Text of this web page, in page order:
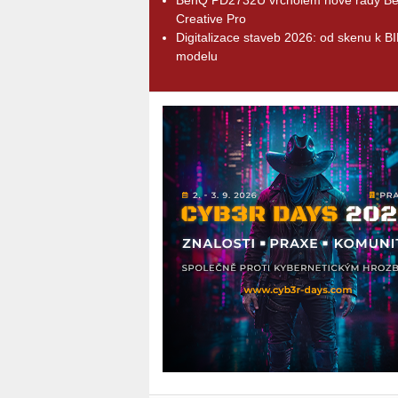
Creative Pro
Digitalizace staveb 2026: od skenu k
modelu